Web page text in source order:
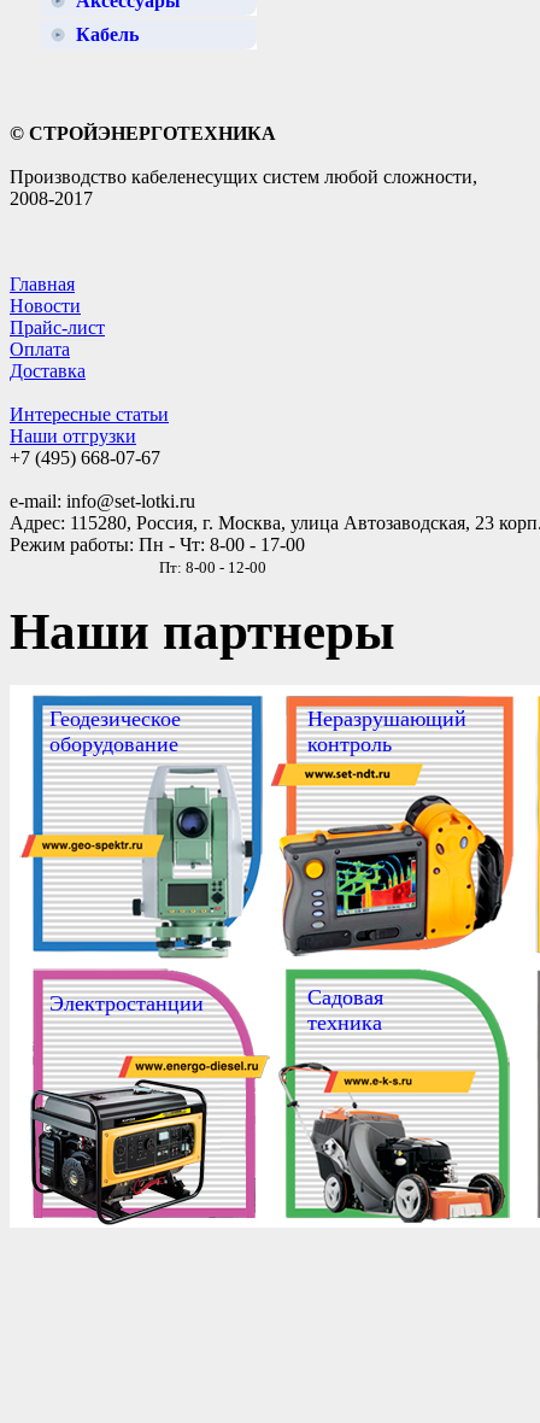
Кабель
© СТРОЙЭНЕРГОТЕХНИКА
Производство кабеленесущих систем любой сложности,
2008-2017
Главная
Новости
Прайс-лист
Оплата
Доставка
Интересные статьи
Наши отгрузки
+7 (495) 668-07-67
e-mail: info@set-lotki.ru
Адрес: 115280, Россия, г. Москва, улица Автозаводская, 23
Режим работы: Пн - Чт: 8-00 - 17-00
Пт: 8-00 - 12-00
Наши партнеры
Геодезическое
оборудование
Неразрушающий
контроль
Электростанции
Садовая
техника